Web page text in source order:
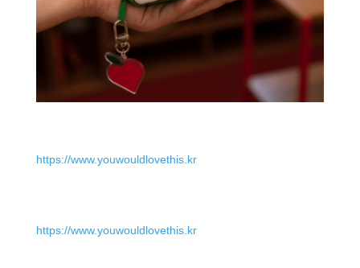
https://www.youwouldlovethis.kr
https://www.youwouldlovethis.kr